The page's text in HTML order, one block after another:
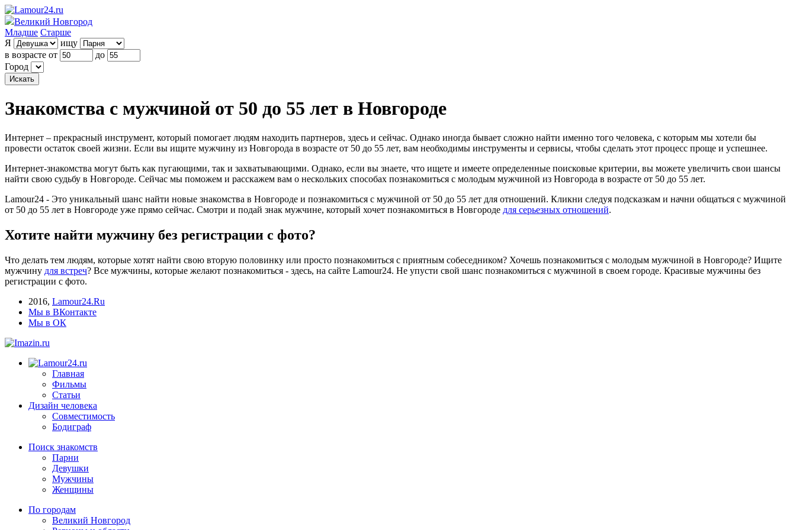
Великий Новгород
Младше Старше
Я
ищу
в возрасте от
до
Город
Знакомства с мужчиной от 50 до 55 лет в Новгороде
Интернет – прекрасный инструмент, который помогает людям находить партнеров, здесь и сейчас. Однако иногда бывает сложно найти именно того человека, с которым мы хотели бы
провести остаток своей жизни. Если вы ищите мужчину из Новгорода в возрасте от 50 до 55 лет, вам необходимы инструменты и сервисы, чтобы сделать этот процесс проще и успешнее.
Интернет-знакомства могут быть как пугающими, так и захватывающими. Однако, если вы знаете, что ищете и имеете определенные поисковые критерии, вы можете увеличить свои шансы
найти свою судьбу в Новгороде. Сейчас мы поможем и расскажем вам о нескольких способах познакомиться c молодым мужчиной из Новгорода в возрасте от 50 до 55 лет.
Lamour24 - Это уникальный шанс найти новые знакомства в Новгороде и познакомиться с мужчиной от 50 до 55 лет для отношений. Кликни следуя подсказкам и начни общаться с мужчиной
от 50 до 55 лет в Новгороде уже прямо сейчас. Смотри и подай знак мужчине, который хочет познакомиться в Новгороде для серьезных отношений.
Хотите найти мужчину без регистрации с фото?
Что делать тем людям, которые хотят найти свою вторую половинку или просто познакомиться с приятным собеседником? Хочешь познакомиться c молодым мужчиной в Новгороде? Ищите
мужчину для встреч? Все мужчины, которые желают познакомиться - здесь, на сайте Lamour24. Не упусти свой шанс познакомиться с мужчиной в своем городе. Красивые мужчины без
регистрации с фото.
2016, Lamour24.Ru
Мы в ВКонтакте
Мы в ОК
Главная
Фильмы
Статьи
Дизайн человека
Совместимость
Бодиграф
Поиск знакомств
Парни
Девушки
Мужчины
Женщины
По городам
Великий Новгород